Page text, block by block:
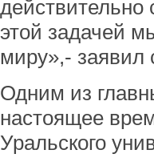
действительно
этой задачей
миру»,- заявил
Одним из
настоящее
Уральского